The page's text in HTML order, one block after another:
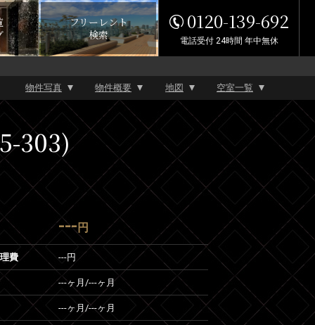
フリーレント
検索
0120-139-692
電話受付 24時間 年中無休
物件写真 物件概要 地図 空室一覧
303)
--- 円
費 ---円
---ヶ月 /---ヶ月
---ヶ月 /---ヶ月